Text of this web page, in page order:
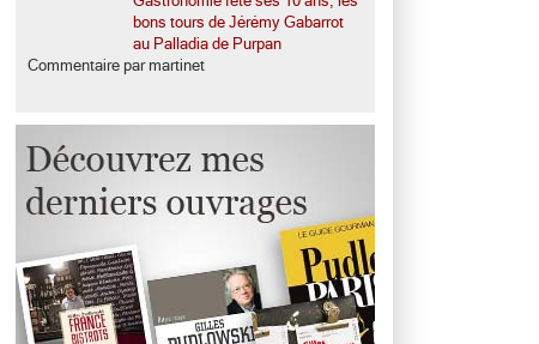
bons tours de Jérémy Gabarrot
au Palladia de Purpan
Commentaire par martinet